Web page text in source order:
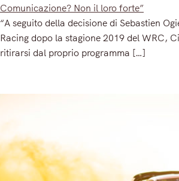
Comunicazione? Non il loro forte”
“A seguito della decisione di Sebastien
Racing dopo la stagione 2019 del WRC,
ritirarsi dal proprio programma […]